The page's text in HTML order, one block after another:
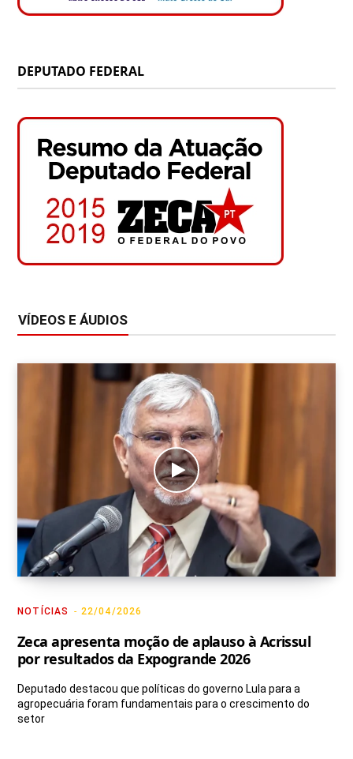
DEPUTADO FEDERAL
VÍDEOS E ÁUDIOS
NOTÍCIAS 22/04/2026
Zeca apresenta moção de aplauso à Acrissul
por resultados da Expogrande 2026
Deputado destacou que políticas do governo Lula para a
agropecuária foram fundamentais para o crescimento do
setor